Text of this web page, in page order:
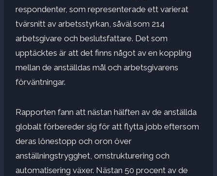
respondenter, som representerade ett varierat
tvärsnitt av arbetsstyrkan, såväl som 214
arbetsgivare och beslutsfattare. Det som
upptäcktes är att det finns något av en koppling
mellan de anställdas mål och arbetsgivarens
förväntningar.
Rapporten fann att nästan hälften av de anställda
globalt förbereder sig för att flytta jobb eftersom
deras lönestopp och oron över
anställningstrygghet, omstrukturering och
automatisering växer. Nästan 50 procent av de